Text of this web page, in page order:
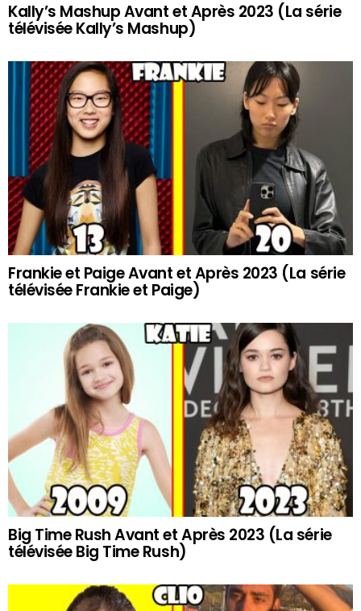
Kally’s Mashup Avant et Après 2023 (La série
télévisée Kally’s Mashup)
Frankie et Paige Avant et Après 2023 (La série
télévisée Frankie et Paige)
Big Time Rush Avant et Après 2023 (La série
télévisée Big Time Rush)